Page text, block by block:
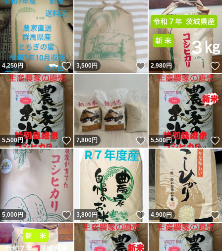
4,250円 いいね！
3,500円 いいね！
2,980円
5,500円 いいね！
7,800円 いいね！
5,500円
5,000円 いいね！
3,800円 いいね！
4,900円